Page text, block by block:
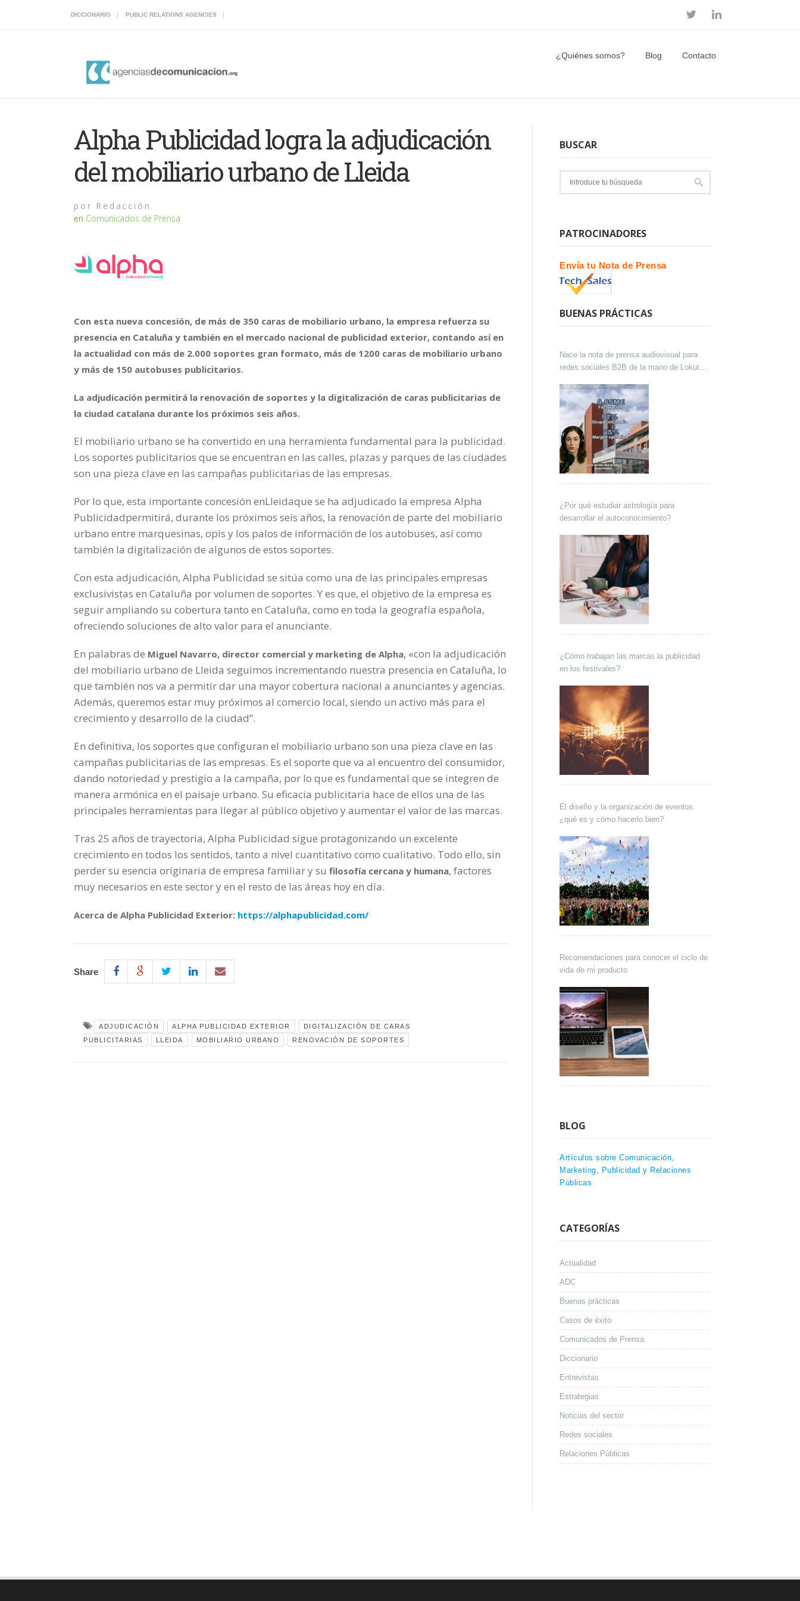
DICCIONARIO PUBLIC RELATIONS AGENCIES
¿Quiénes somos? Blog Contacto
Alpha Publicidad logra la adjudicación
del mobiliario urbano de Lleida
por Redacción
en Comunicados de Prensa
Con esta nueva concesión, de más de 350 caras de mobiliario urbano, la empresa refuerza su
presencia en Cataluña y también en el mercado nacional de publicidad exterior, contando así en
la actualidad con más de 2.000 soportes gran formato, más de 1200 caras de mobiliario urbano
y más de 150 autobuses publicitarios.
La adjudicación permitirá la renovación de soportes y la digitalización de caras publicitarias de
la ciudad catalana durante los próximos seis años.
El mobiliario urbano se ha convertido en una herramienta fundamental para la publicidad.
Los soportes publicitarios que se encuentran en las calles, plazas y parques de las ciudades
son una pieza clave en las campañas publicitarias de las empresas.
Por lo que, esta importante concesión enLleidaque se ha adjudicado la empresa Alpha
Publicidadpermitirá, durante los próximos seis años, la renovación de parte del mobiliario
urbano entre marquesinas, opis y los palos de información de los autobuses, así como
también la digitalización de algunos de estos soportes.
Con esta adjudicación, Alpha Publicidad se sitúa como una de las principales empresas
exclusivistas en Cataluña por volumen de soportes. Y es que, el objetivo de la empresa es
seguir ampliando su cobertura tanto en Cataluña, como en toda la geografía española,
ofreciendo soluciones de alto valor para el anunciante.
En palabras de Miguel Navarro, director comercial y marketing de Alpha, «con la adjudicación
del mobiliario urbano de Lleida seguimos incrementando nuestra presencia en Cataluña, lo
que también nos va a permitir dar una mayor cobertura nacional a anunciantes y agencias.
Además, queremos estar muy próximos al comercio local, siendo un activo más para el
crecimiento y desarrollo de la ciudad”.
En definitiva, los soportes que configuran el mobiliario urbano son una pieza clave en las
campañas publicitarias de las empresas. Es el soporte que va al encuentro del consumidor,
dando notoriedad y prestigio a la campaña, por lo que es fundamental que se integren de
manera armónica en el paisaje urbano. Su eficacia publicitaria hace de ellos una de las
principales herramientas para llegar al público objetivo y aumentar el valor de las marcas.
Tras 25 años de trayectoria, Alpha Publicidad sigue protagonizando un excelente
crecimiento en todos los sentidos, tanto a nivel cuantitativo como cualitativo. Todo ello, sin
perder su esencia originaria de empresa familiar y su filosofía cercana y humana, factores
muy necesarios en este sector y en el resto de las áreas hoy en día.
Acerca de Alpha Publicidad Exterior: https://alphapublicidad.com/
Share
ADJUDICACIÓN ALPHA PUBLICIDAD EXTERIOR
DIGITALIZACIÓN DE CARAS
PUBLICITARIAS
LLEIDA MOBILIARIO URBANO RENOVACIÓN DE SOPORTES
BUSCAR
PATROCINADORES
Envía tu Nota de Prensa
BUENAS PRÁCTICAS
Nace la nota de prensa audiovisual para
redes sociales B2B de la mano de Lokutor
¿Por qué estudiar astrología para
desarrollar el autoconocimiento?
¿Cómo trabajan las marcas la publicidad
en los festivales?
El diseño y la organización de eventos:
¿qué es y cómo hacerlo bien?
Recomendaciones para conocer el ciclo de
vida de mi producto
BLOG
Artículos sobre Comunicación,
Marketing, Publicidad y Relaciones
Públicas
CATEGORÍAS
Actualidad
ADC
Buenas prácticas
Casos de éxito
Comunicados de Prensa
Diccionario
Entrevistas
Estrategias
Noticias del sector
Redes sociales
Relaciones Públicas